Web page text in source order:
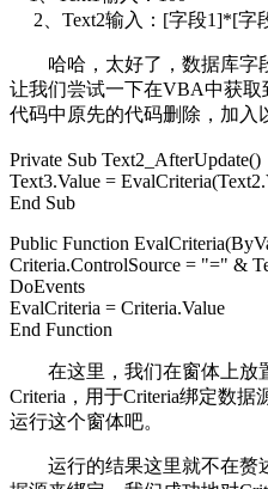
2、Text2输入：[字段1]*[字
哈哈，太好了，数据库字
让我们尝试一下在VBA中获
代码中原先的代码删除，加入
Private Sub Text2_AfterUpdate()
Text3.Value =
End Sub
Public Function
Criteria.ControlSource = "=" &
DoEvents
EvalCriteria = Criteria.Value
End Function
在这里，我们在窗体上放
Criteria，用于Criteria绑定数
运行这个窗体吧。
运行的结果这里就不在赘